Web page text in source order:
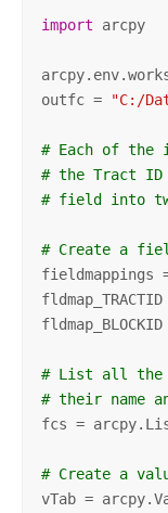
import arcpy
outfc =
"C:/
# Each of the
# the Tract ID
# field into two
# Create a
fieldmappings
# List all the
# their name
fcs =
# Create a